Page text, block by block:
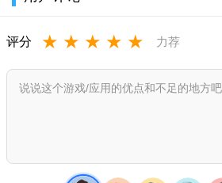
评分 ★ ★ ★ ★ ★ 力荐